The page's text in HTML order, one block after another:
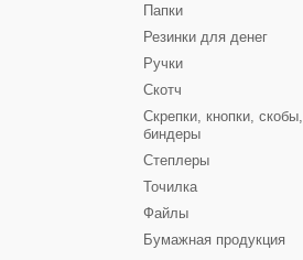
Папки
Резинки для денег
Ручки
Скотч
Скрепки, кнопки, скобы,
биндеры
Степлеры
Точилка
Файлы
Бумажная продукция